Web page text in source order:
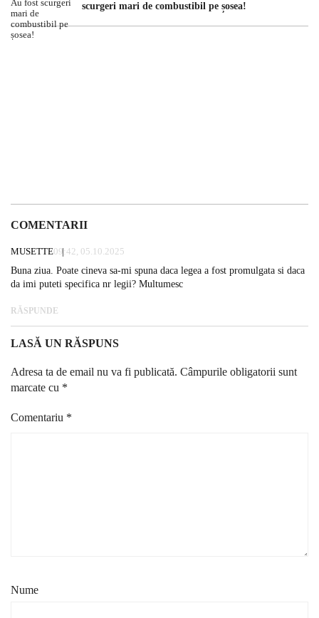
scurgeri mari de combustibil pe șosea!
COMENTARII
MUSETTE09:42, 05.10.2025
Buna ziua. Poate cineva sa-mi spuna daca legea a fost promulgata si daca
da imi puteti specifica nr legii? Multumesc
RĂSPUNDE
LASĂ UN RĂSPUNS
Adresa ta de email nu va fi publicată. Câmpurile obligatorii sunt
marcate cu *
Comentariu *
Nume